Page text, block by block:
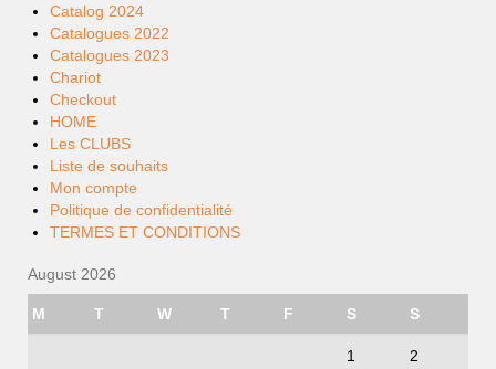
Catalog 2024
Catalogues 2022
Catalogues 2023
Chariot
Checkout
HOME
Les CLUBS
Liste de souhaits
Mon compte
Politique de confidentialité
TERMES ET CONDITIONS
August 2026
M T W T F S S
1 2